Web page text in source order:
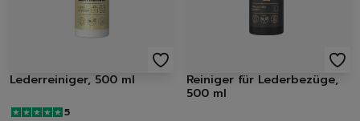
Mikrofaser-Tücher
Schwämme |
Bürsten
Lederreiniger, 500 ml
5
Reiniger für Lederbezüge,
500 ml